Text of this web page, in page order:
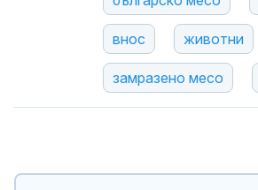
внос животни
замразено месо